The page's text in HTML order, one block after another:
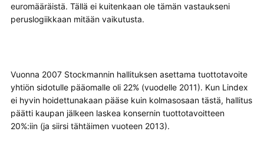
euromääräistä. Tällä ei kuitenkaan ole tämän vastaukseni
peruslogiikkaan mitään vaikutusta.
Vuonna 2007 Stockmannin hallituksen asettama tuottotavoite
yhtiön sidotulle pääomalle oli 22% (vuodelle 2011). Kun Lindex
ei hyvin hoidettunakaan pääse kuin kolmasosaan tästä, hallitus
päätti kaupan jälkeen laskea konsernin tuottotavoitteen
20%:iin (ja siirsi tähtäimen vuoteen 2013).